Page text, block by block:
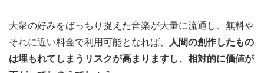
大衆の好みをばっちり捉えた音楽が大量に流通し、無料や
それに近い料金で利用可能となれば、
人間の創作したもの
は埋もれてしまうリスクが高まりますし、相対的に価値が